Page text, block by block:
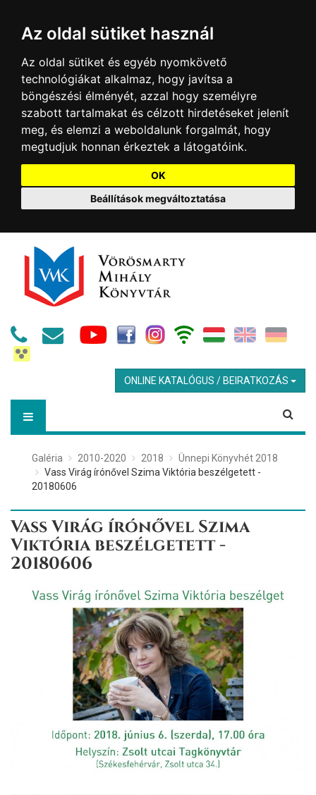
Az oldal sütiket használ
Az oldal sütiket és egyéb nyomkövető
technológiákat alkalmaz, hogy javítsa a
böngészési élményét, azzal hogy személyre
szabott tartalmakat és célzott hirdetéseket jelenít
meg, és elemzi a weboldalunk forgalmát, hogy
megtudjuk honnan érkeztek a látogatóink.
OK
Beállítások megváltoztatása
ONLINE KATALÓGUS / BEIRATKOZÁS
Galéria 2010-2020 2018
Ünnepi Könyvhét 2018
Vass Virág írónővel Szima Viktória beszélgetett -
20180606
Vass Virág írónővel Szima
Viktória beszélgetett -
20180606